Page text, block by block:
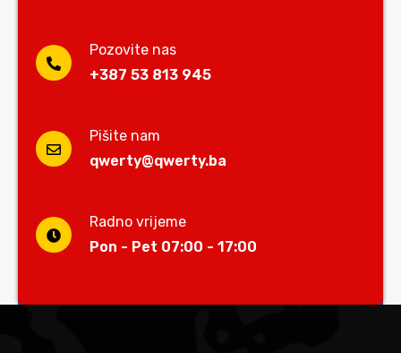
Pozovite nas
+387 53 813 945
Pišite nam
qwerty@qwerty.ba
Radno vrijeme
Pon - Pet 07:00 - 17:00